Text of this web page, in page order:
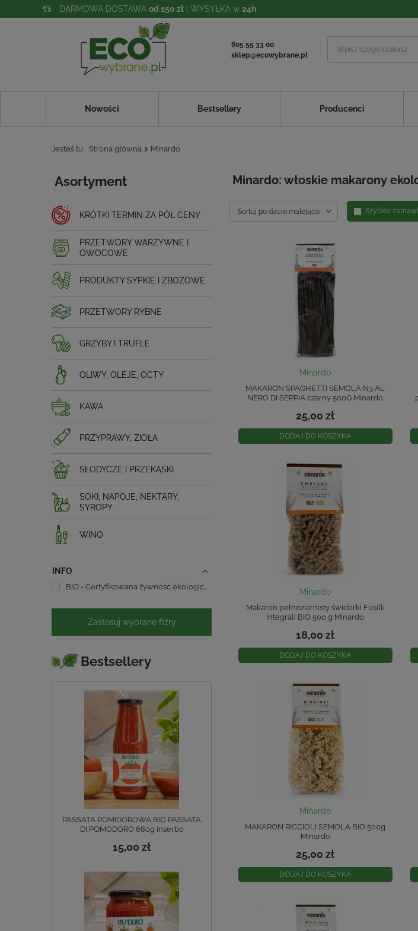
DARMOWA DOSTAWA od 150 zł | WYSYŁKA w 24h
605 55 33 00
sklep@ecowybrane.pl
Nowości Bestsellery Producenci
Jesteś tu: Strona główna Minardo
Asortyment
KRÓTKI TERMIN ZA PÓŁ CENY
PRZETWORY WARZYWNE I
OWOCOWE
PRODUKTY SYPKIE I ZBOŻOWE
PRZETWORY RYBNE
GRZYBY I TRUFLE
OLIWY, OLEJE, OCTY
KAWA
PRZYPRAWY, ZIOŁA
SŁODYCZE I PRZEKĄSKI
SOKI, NAPOJE, NEKTARY,
SYROPY
WINO
INFO
BIO - Certyfikowana żywność ekologiczna
Zastosuj wybrane filtry
Bestsellery
PASSATA POMIDOROWA BIO PASSATA
DI POMODORO 680g Inserbo
15,00 zł
Minardo: włoskie makarony
Szybkie
Sortuj po dacie malejąco
Minardo
MAKARON SPAGHETTI SEMOLA N3 AL
NERO DI SEPPIA czarny 500G Minardo
25,00 zł
DODAJ DO KOSZYKA
Minardo
Makaron pełnoziarnisty świderki Fusilli
Integrali BIO 500 g Minardo
18,00 zł
DODAJ DO KOSZYKA
Minardo
MAKARON RICCIOLI SEMOLA BIO 500g
Minardo
25,00 zł
DODAJ DO KOSZYKA